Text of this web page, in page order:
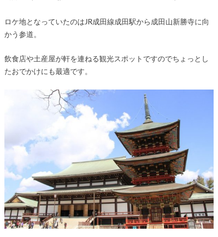
ロケ地となっていたのはJR成田線成田駅から成田山新勝寺に向
かう参道。
飲食店や土産屋が軒を連ねる観光スポットですのでちょっとし
たおでかけにも最適です。